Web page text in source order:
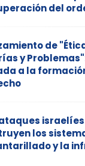
del
de
y
a la
israelíes
los
y la